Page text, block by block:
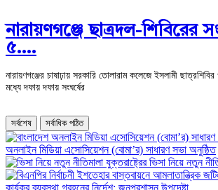
‎নারায়ণগঞ্জে ছাত্রদল-শিবিরের
৫….
নারায়ণগঞ্জের চাষাঢ়ায় সরকারি তোলারাম কলেজে ইসলামী
মধ্যে দফায় দফায় সংঘর্ষের
সর্বশেষ সর্বাধিক পঠিত
অনলাইন মিডিয়া এসোসিয়েশন (বোমা’র) সাধারণ সভা অনুষ্ঠিত
ভিসা নিয়ে নতুন